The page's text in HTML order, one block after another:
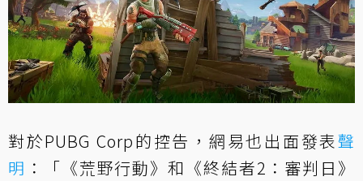
對於PUBG Corp的控告，網易也出面發表聲
明 ：「《荒野行動》和《終結者2：審判日》